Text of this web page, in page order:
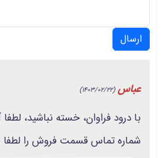
ارسال
عباس(1403/02/22)
با درود فراوان، خسته نباشید،
شماره تماس قسمت فروش را لطفا